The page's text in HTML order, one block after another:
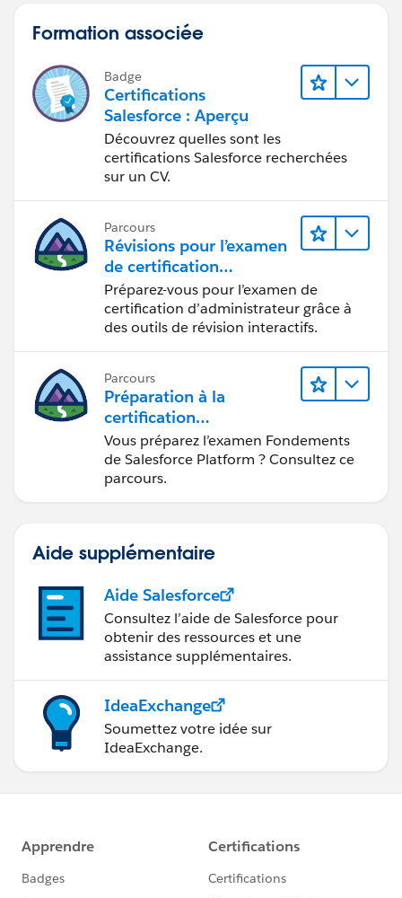
Formation associée
Badge
Certifications
Salesforce : Aperçu
Découvrez quelles sont les
certifications Salesforce recherchées
sur un CV.
Parcours
Révisions pour l’examen
de certification
d’administrateur
Préparez-vous pour l’examen de
certification d’administrateur grâce à
des outils de révision interactifs.
Parcours
Préparation à la
certification
Fondements de
Salesforce Platform
Vous préparez l’examen Fondements
de Salesforce Platform ? Consultez ce
parcours.
Aide supplémentaire
Aide Salesforce
Consultez l’aide de Salesforce pour
obtenir des ressources et une
assistance supplémentaires.
IdeaExchange
Soumettez votre idée sur
IdeaExchange.